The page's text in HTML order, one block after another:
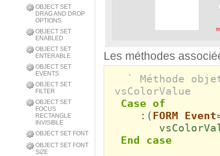
OBJECT SET
DRAG AND DROP
OPTIONS
OBJECT SET
ENABLED
OBJECT SET
ENTERABLE
OBJECT SET
EVENTS
OBJECT SET
FILTER
OBJECT SET
FOCUS
RECTANGLE
INVISIBLE
OBJECT SET FONT
OBJECT SET FONT
SIZE
Les méthodes
` Méthode
vsColorValue
Case of
:( FORM Event
End case